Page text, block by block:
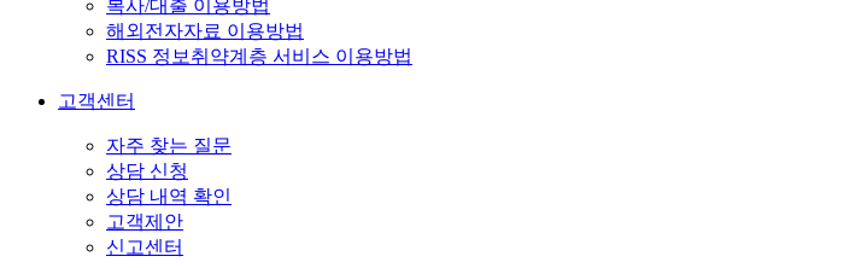
복사/대출 이용방법
해외전자자료 이용방법
RISS 정보취약계층 서비스 이용방법
고객센터
자주 찾는 질문
상담 신청
상담 내역 확인
고객제안
신고센터